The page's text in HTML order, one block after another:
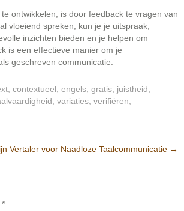
ontwikkelen, is door feedback te vragen van
vloeiend spreken, kun je je uitspraak,
inzichten bieden en je helpen om
is een effectieve manier om je
geschreven communicatie.
contextueel engels gratis juistheid
variaties verifiëren
Vertaler voor Naadloze Taalcommunicatie →
*